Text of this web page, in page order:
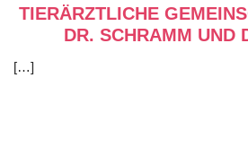
TIERÄRZTLICHE
DR. SCHRAMM UND
[…]